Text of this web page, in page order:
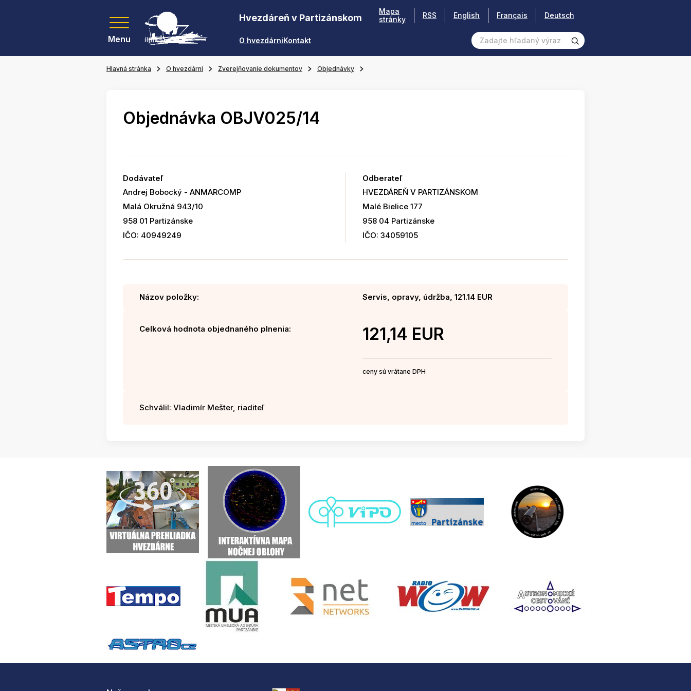
Menu
Hvezdáreň v Partizánskom
O hvezdárniKontakt
Mapa
stránky
RSS English Français Deutsch
Hlavná stránka O hvezdárni Zverejňovanie dokumentov Objednávky
Objednávka OBJV025/14
Dodávateľ
Andrej Bobocký - ANMARCOMP
Malá Okružná 943/10
958 01 Partizánske
IČO: 40949249
Odberateľ
HVEZDÁREŇ V PARTIZÁNSKOM
Malé Bielice 177
958 04 Partizánske
IČO: 34059105
Názov položky: Servis, opravy, údržba, 121.14 EUR
Celková hodnota objednaného plnenia: 121,14 EUR
ceny sú vrátane DPH
Schválil: Vladimír Mešter, riaditeľ